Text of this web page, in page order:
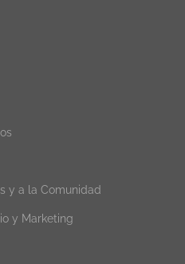
y a la Comunidad
y Marketing